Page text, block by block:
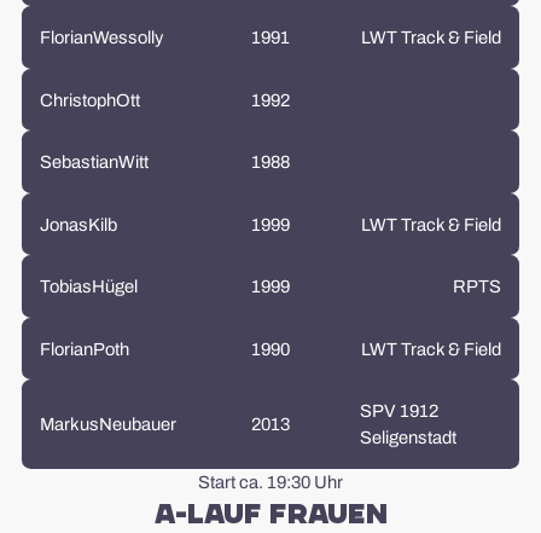
FlorianWessolly 1991 LWT Track & Field
ChristophOtt 1992
SebastianWitt 1988
JonasKilb 1999 LWT Track & Field
TobiasHügel 1999 RPTS
FlorianPoth 1990 LWT Track & Field
MarkusNeubauer 2013
SPV 1912
Seligenstadt
Start ca. 19:30 Uhr
A-Lauf Frauen